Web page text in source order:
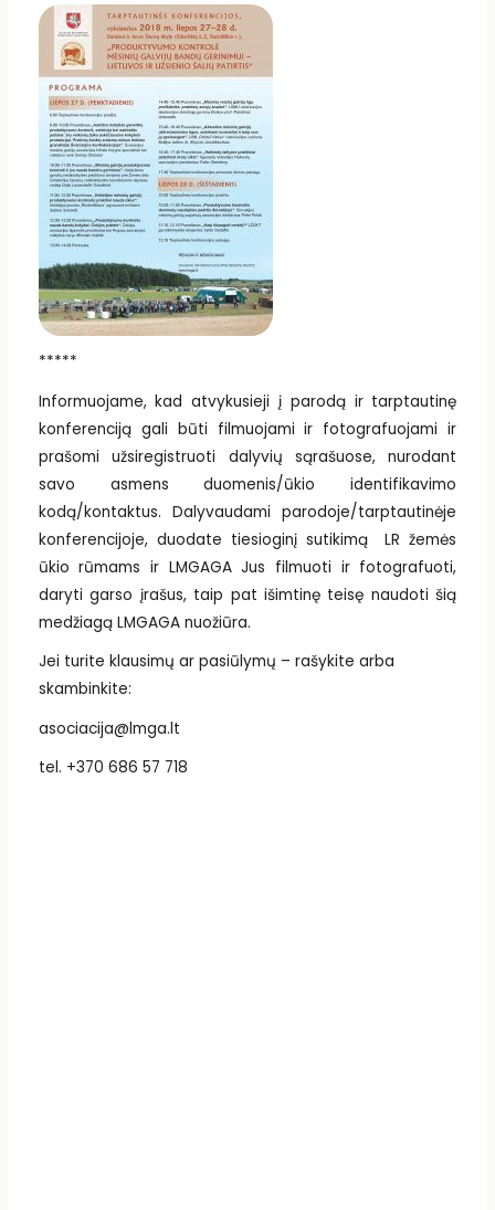
*****
Informuojame, kad atvykusieji į parodą ir tarptautinę
konferenciją gali būti filmuojami ir fotografuojami ir
prašomi užsiregistruoti dalyvių sąrašuose, nurodant
savo asmens duomenis/ūkio identifikavimo
kodą/kontaktus. Dalyvaudami parodoje/tarptautinėje
konferencijoje, duodate tiesioginį sutikimą LR žemės
ūkio rūmams ir LMGAGA Jus filmuoti ir fotografuoti,
daryti garso įrašus, taip pat išimtinę teisę naudoti šią
medžiagą LMGAGA nuožiūra.
Jei turite klausimų ar pasiūlymų – rašykite arba
skambinkite:
asociacija@lmga.lt
tel. +370 686 57 718